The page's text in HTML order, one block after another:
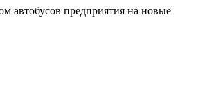
автобусов предприятия на новые